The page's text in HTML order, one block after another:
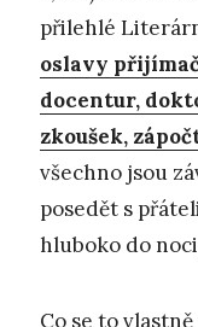
přilehlé
oslavy
docentur,
zkoušek,
všechno jsou
posedět s
hluboko do
Co se to